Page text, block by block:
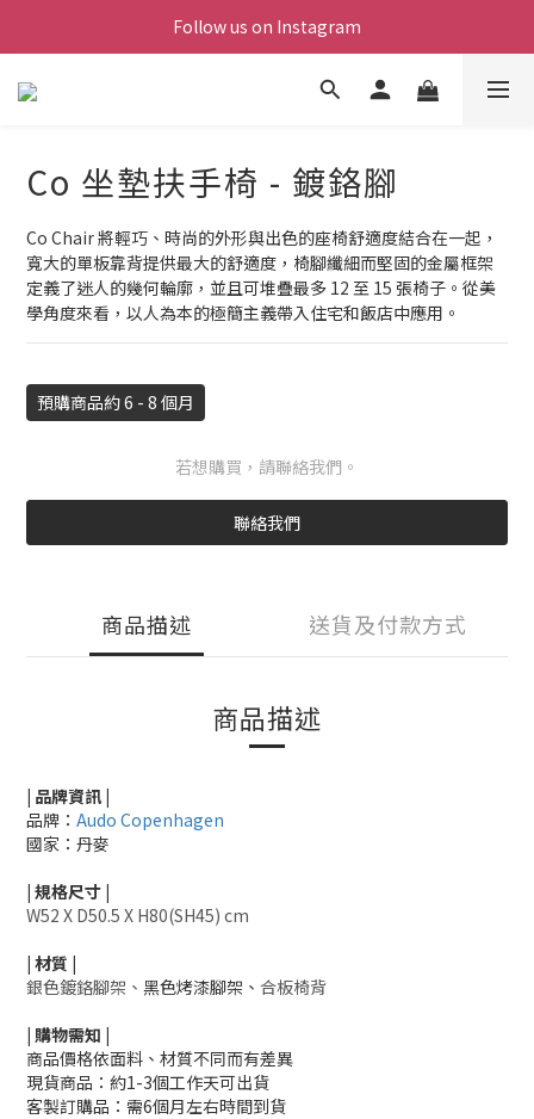
Follow us on Instagram
Co 坐墊扶手椅 - 鍍鉻腳
Co Chair 將輕巧、時尚的外形與出色的座椅舒適度結合在一起，
寬大的單板靠背提供最大的舒適度，椅腳纖細而堅固的金屬框架
定義了迷人的幾何輪廓，並且可堆疊最多 12 至 15 張椅子。從美
學角度來看，以人為本的極簡主義帶入住宅和飯店中應用。
預購商品約 6 - 8 個月
若想購買，請聯絡我們。
聯絡我們
商品描述 送貨及付款方式
商品描述
| 品牌資訊 |
品牌： Audo Copenhagen
國家：丹麥
| 規格尺寸 |
W52 X D50.5 X H80(SH45) cm
| 材質 |
銀色鍍鉻腳架、 黑色烤漆腳架、 合板椅背
| 購物需知 |
商品價格依面料、材質不同而有差異
現貨商品：約1-3個工作天可出貨
客製訂購品：需6個月左右時間到貨